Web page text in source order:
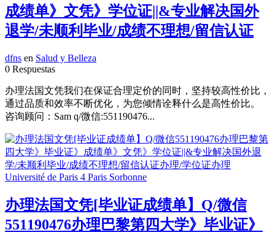
成绩单》文凭》学位证||&专业解决国外
退学/未顺利毕业/成绩不理想/留信认证
dfns en Salud y Belleza
0 Respuestas
办理法国文凭我们在保证合理定价的同时，坚持较高性价比，
通过品质和效率不断优化，为您倾情诠释什么是高性价比。
咨询顾问：Sam q/微信:551190476...
办理法国文凭[毕业证成绩单】Q/微信
551190476办理巴黎第四大学》毕业证》